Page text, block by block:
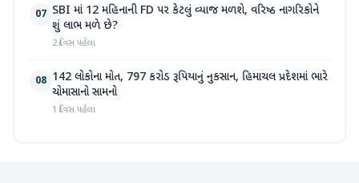
07 SBI માં 12 મહિનાની FD પર કેટલું વ્યાજ મળશે, વરિષ્ઠ નાગરિકોને
શું લાભ મળે છે?
2 દિવસ પહેલા
08 142 લોકોના મોત, 797 કરોડ રૂપિયાનું નુકસાન, હિમાચલ પ્રદેશમાં ભારે
ચોમાસાનો સામનો
1 દિવસ પહેલા